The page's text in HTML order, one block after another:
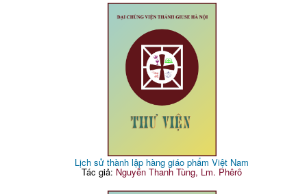
Lịch sử thành lập hàng giáo phẩm Việt Nam
Tác giả: Nguyễn Thanh Tùng, Lm. Phêrô